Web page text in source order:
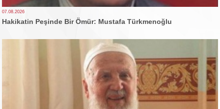
07.08.2026
Hakikatin Peşinde Bir Ömür: Mustafa Türkmenoğlu